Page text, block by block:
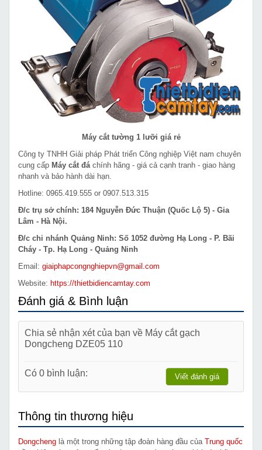
Máy cắt tường 1 lưỡi giá rẻ
Công ty TNHH Giải pháp Phát triển Công nghiệp Việt nam chuyên
cung cấp Máy cắt đá chính hãng - giá cả cạnh tranh - giao hàng
nhanh và bảo hành dài hạn.
Hotline: 0965.419.555 or 0907.513.315
Đ/c trụ sở chính: 184 Nguyễn Đức Thuận (Quốc Lộ 5) - Gia
Lâm - Hà Nội.
Đ/c chi nhánh Quảng Ninh: Số 1052 đường Hạ Long - P. Bãi
Cháy - Tp. Hạ Long - Quảng Ninh
Email: giaiphapcongnghiepvn@gmail.com
Website: https://thietbidiencamtay.com
Đánh giá & Bình luận
Chia sẻ nhận xét của bạn về Máy cắt gạch
Dongcheng DZE05 110
Có 0 bình luận: Viết đánh giá
Thông tin thương hiệu
Dongcheng là một trong những tập đoàn hàng đầu của Trung quốc